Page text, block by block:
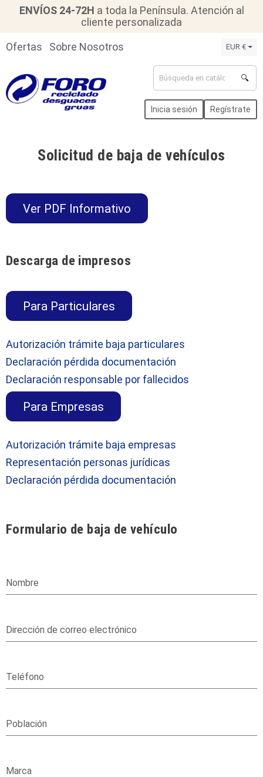
ENVÍOS 24-72H a toda la Península. Atención al
cliente personalizada
Ofertas
Sobre Nosotros EUR €
🔍
Inicia sesión Regístrate
Solicitud de baja de vehículos
Ver PDF Informativo
Descarga de impresos
Para Particulares
Autorización trámite baja particulares
Declaración pérdida documentación
Declaración responsable por fallecidos
Para Empresas
Autorización trámite baja empresas
Representación personas jurídicas
Declaración pérdida documentación
Formulario de baja de vehículo
Nombre
Dirección de correo electrónico
Teléfono
Población
Marca